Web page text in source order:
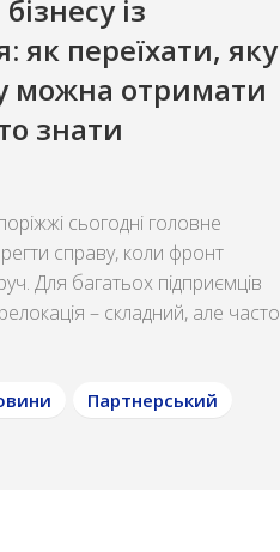
із
як переїхати, яку
можна отримати
знати
сьогодні головне
справу, коли фронт
Для багатьох підприємців
– складний, але часто
Партнерський